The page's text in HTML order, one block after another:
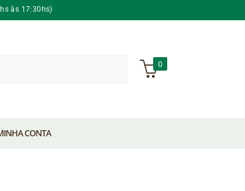
às 17:30hs)
0
CONTA